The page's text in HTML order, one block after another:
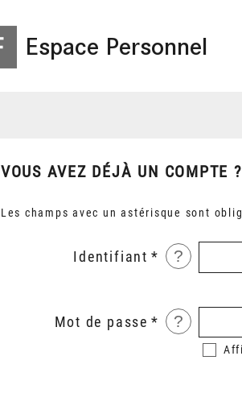
Espace Personnel
VOUS AVEZ DÉJÀ UN COMPTE ?
Les champs avec un astérisque sont
Identifiant ?
Mot de passe ?